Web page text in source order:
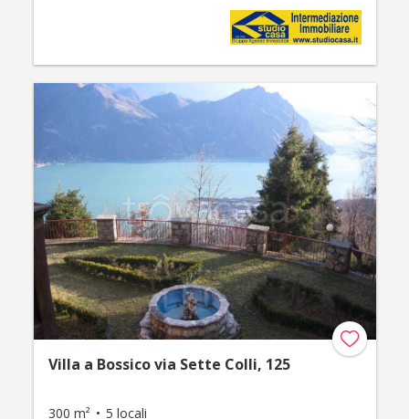
Villa a Bossico via Sette Colli, 125
300 m² 5 locali